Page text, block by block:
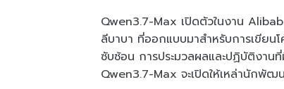
Qwen3.7-Max เปิดตัวในงาน
ลีบาบา ที่ออกแบบมาสำหรับการเขียน
ซับซ้อน การประมวลผลและปฏิบัติงาน
Qwen3.7-Max จะเปิดให้เหล่านักพัฒ